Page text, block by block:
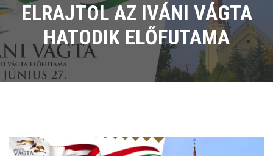
ELRAJTOL AZ IVÁNI VÁGTA
HATODIK ELŐFUTAMA